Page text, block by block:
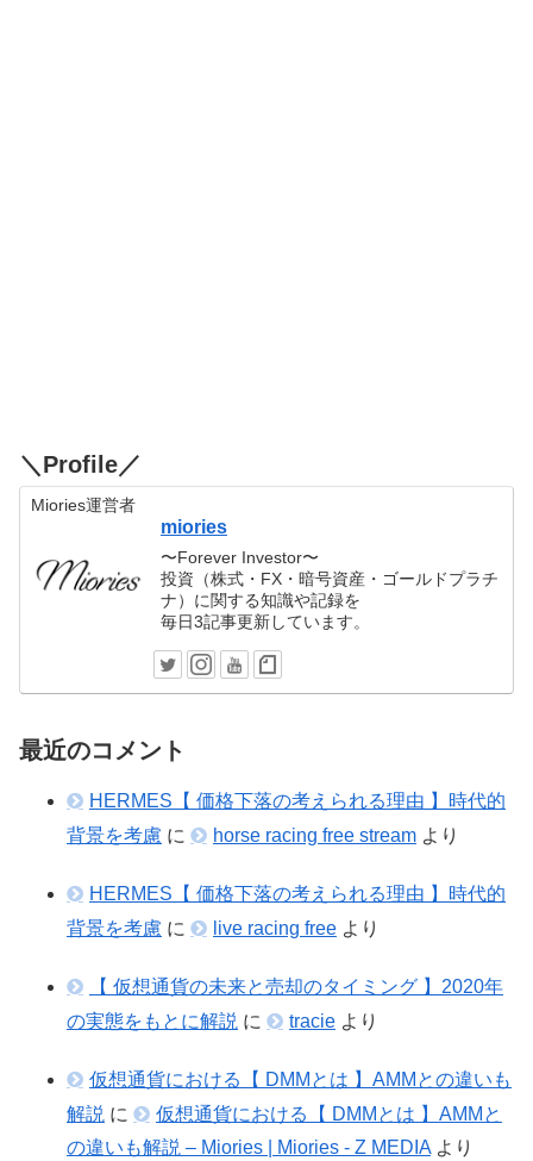
＼Profile／
Miories運営者
miories
〜Forever Investor〜
投資（株式・FX・暗号資産・ゴールドプラチ
ナ）に関する知識や記録を
毎日3記事更新しています。
最近のコメント
HERMES【 価格下落の考えられる理由 】時代的
背景を考慮 に horse racing free stream より
HERMES【 価格下落の考えられる理由 】時代的
背景を考慮 に live racing free より
【 仮想通貨の未来と売却のタイミング 】2020年
の実態をもとに解説 に tracie より
仮想通貨における【 DMMとは 】AMMとの違いも
解説 に
仮想通貨における【 DMMとは 】AMMと
の違いも解説 – Miories | Miories - Z MEDIA より